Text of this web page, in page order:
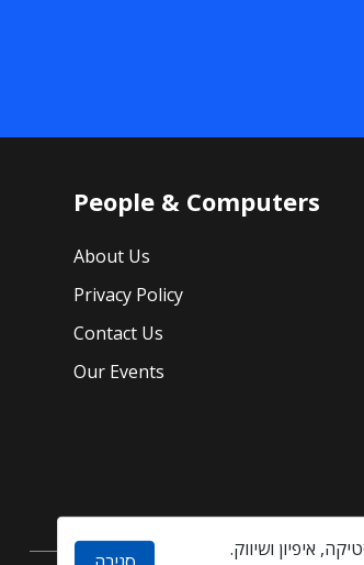
People & Computers
About Us
Privacy Policy
Contact Us
Our Events